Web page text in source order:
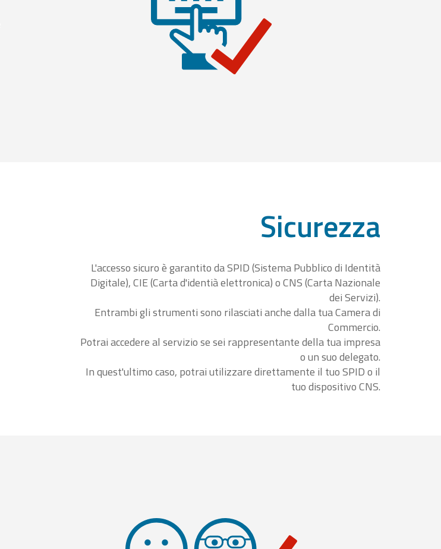
Sicurezza
L'accesso sicuro è garantito da SPID (Sistema Pubblico di Identità
Digitale), CIE (Carta d'identià elettronica) o CNS (Carta Nazionale
dei Servizi).
Entrambi gli strumenti sono rilasciati anche dalla tua Camera di
Commercio.
Potrai accedere al servizio se sei rappresentante della tua impresa
o un suo delegato.
In quest'ultimo caso, potrai utilizzare direttamente il tuo SPID o il
tuo dispositivo CNS.